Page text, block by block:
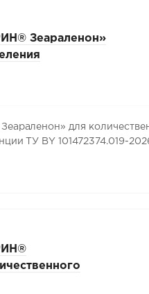
Зеараленон»
арт. BKPS003
для
ТУ BY 101472374.019-